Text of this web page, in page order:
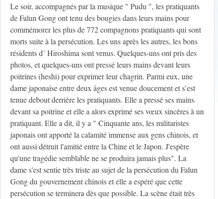
Le soir, accompagnés par la musique " Pudu ", les pratiquants
de Falun Gong ont tenu des bougies dans leurs mains pour
commémorer les plus de 772 compagnons pratiquants qui sont
morts suite à la persécution. Les uns après les autres, les bons
résidents d’ Hiroshima sont venus. Quelques-uns ont pris des
photos, et quelques-uns ont pressé leurs mains devant leurs
poitrines (heshi) pour exprimer leur chagrin. Parmi eux, une
dame japonaise entre deux âges est venue doucement et s’est
tenue debout derrière les pratiquants. Elle a pressé ses mains
devant sa poitrine et elle a alors exprimé ses vœux sincères à un
pratiquant. Elle a dit, il y a " Cinquante ans, les militaristes
japonais ont apporté la calamité immense aux gens chinois, et
ont aussi détruit l'amitié entre la Chine et le Japon. J'espère
qu'une tragédie semblable ne se produira jamais plus". La
dame s'est sentie très triste au sujet de la persécution du Falun
Gong du gouvernement chinois et elle a espéré que cette
persécution se terminera dès que possible. La scène était très